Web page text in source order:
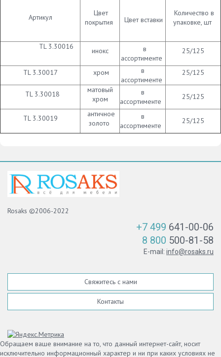
Артикул
Цвет
покрытия
Цвет вставки
Количество в
упаковке, шт
TL 3.30016 инокс
в
ассортименте
25/125
TL 3.30017 хром
в
ассортименте
25/125
TL 3.30018
матовый
хром
в
ассортименте
25/125
TL 3.30019
античное
золото
в
ассортименте
25/125
Rosaks ©2006-2022
+7 499 641-00-06
8 800 500-81-58
E-mail: info@rosaks.ru
Свяжитесь с нами
Контакты
Обращаем ваше внимание на то, что данный интернет-сайт, носит
исключительно информационный характер и ни при каких условиях не